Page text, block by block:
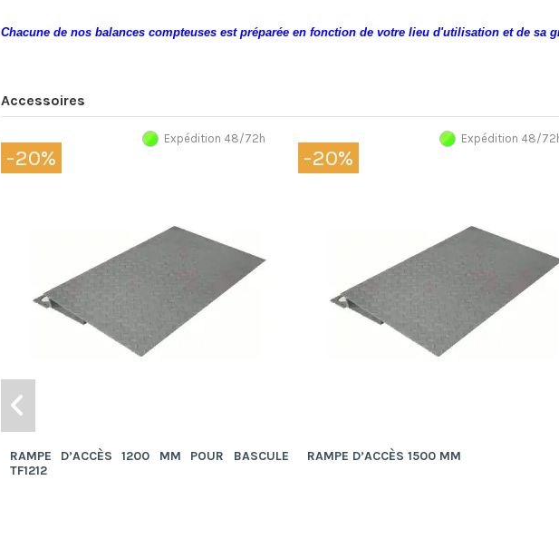
Chacune de nos balances compteuses est préparée en fonction de votre lieu d'utilisation et de sa
Accessoires
-20%
RAMPE D’ACCÈS 1200 MM POUR BASCULE
TF1212
Expédition 48/72h
-20%
RAMPE D’ACCÈS 1500 MM
Expédition 48/